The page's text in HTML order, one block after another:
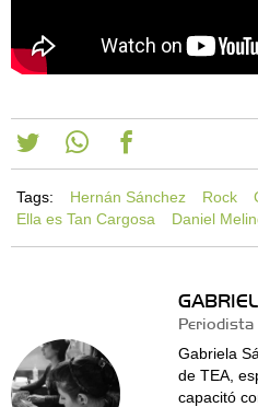
Tags: Hernán Sánchez Rock
Ella es Tan Cargosa
Daniel
Periodista
Gabriela
de TEA,
capacitó